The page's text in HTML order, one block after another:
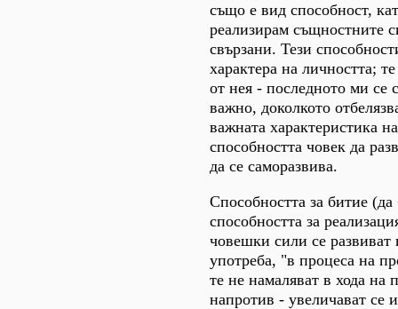
също е вид способност,
реализирам същностните
свързани. Тези
характера на личността;
от нея - последното ми се
важно, доколкото
важната характеристика
способността човек да
да се саморазвива.
Способността за битие
способността за
човешки сили се развиват
употреба, "в процеса на
те не намаляват в хода на
напротив - увеличават се